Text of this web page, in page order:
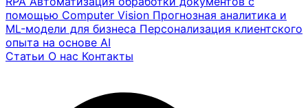
помощью Computer Vision Прогнозная аналитика и
ML-модели для бизнеса Персонализация клиентского
опыта на основе AI
Статьи О нас Контакты